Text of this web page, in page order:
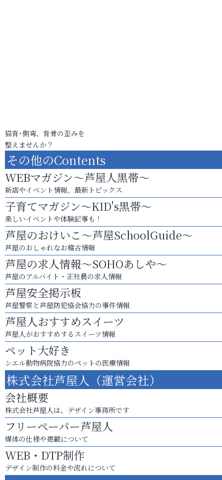
猫背･側弯、背骨の歪みを
整えませんか？
その他のContents
WEBマガジン～芦屋人黒帯～
新店やイベント情報、最新トピックス
子育てマガジン～KID's黒帯～
楽しいイベントや体験記事も！
芦屋のおけいこ～芦屋SchoolGuide～
芦屋のおしゃれなお稽古情報
芦屋の求人情報～SOHOあしや～
芦屋のアルバイト・正社員の求人情報
芦屋安全掲示板
芦屋警察と芦屋防犯協会協力の事件情報
芦屋人おすすめスイーツ
芦屋人がおすすめするスイーツ情報
ペット大好き
シエル動物病院協力のペットの医療情報
株式会社芦屋人（運営会社）
会社概要
株式会社芦屋人は、デザイン事務所です
フリーペーパー芦屋人
媒体の仕様や掲載について
WEB・DTP制作
デザイン制作の料金や流れについて